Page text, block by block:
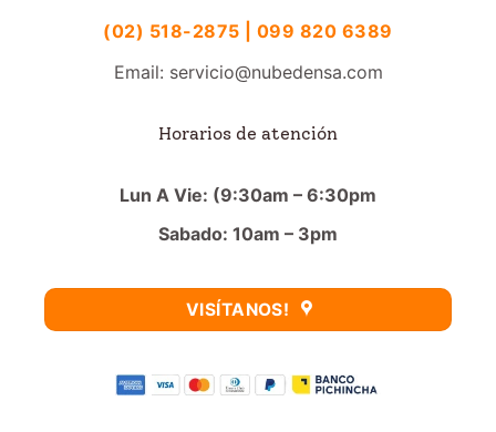
(02) 518-2875 | 099 820 6389
Email: servicio@nubedensa.com
Horarios de atención
Lun A Vie: (9:30am – 6:30pm
Sabado: 10am – 3pm
VISÍTANOS!